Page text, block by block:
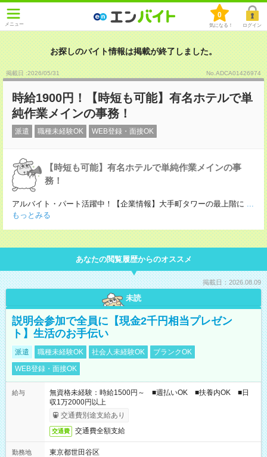
メニュー
0
気になる！ ログイン
お探しのバイト情報は掲載が終了しました。
掲載日 :2026/05/31 No.ADCA01426974
時給1900円！【時短も可能】有名ホテルで単
純作業メインの事務！
派遣 職種未経験OK WEB登録・面接OK
【時短も可能】有名ホテルで単純作業メインの事
務！
アルバイト・パート活躍中！【企業情報】大手町タワーの最上階に ...
もっとみる
あなたの閲覧履歴からのオススメ
掲載日：2026.08.09
未読
説明会参加で全員に【現金2千円相当プレゼン
ト】生活のお手伝い
派遣 職種未経験OK 社会人未経験OK
ブランクOK
WEB登録・面接OK
給与
無資格未経験：時給1500円～ ■週払いOK ■扶養内OK ■日
収1万2000円以上
交通費別途支給あり
交通費 交通費全額支給
勤務地
東京都世田谷区